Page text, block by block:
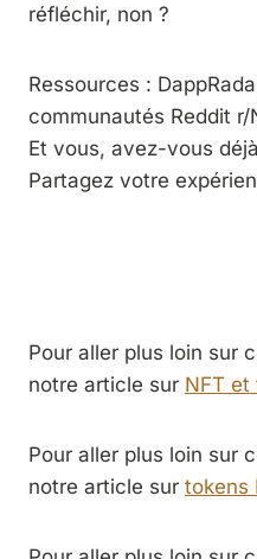
réfléchir, non ?
Ressources :
communautés Reddit
Et vous, avez-vous
Partagez votre
Pour aller plus loin sur
notre article sur NFT et
Pour aller plus loin sur
notre article sur tokens